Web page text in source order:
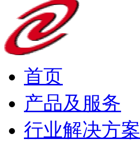
首页
产品及服务
行业解决方案